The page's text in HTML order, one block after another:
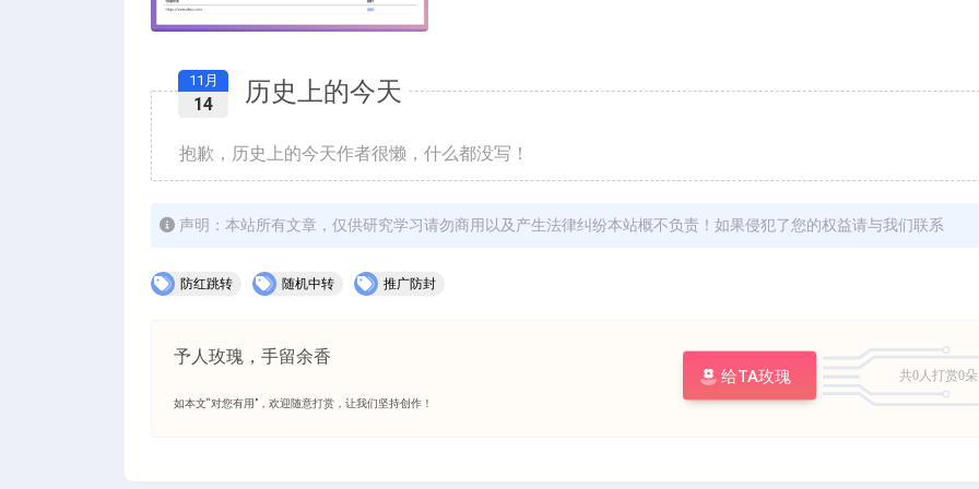
历史上的今天
11月
14
抱歉，历史上的今天作者很懒，什么都没写！
声明：本站所有文章，仅供研究学习请勿商用以及产生法律纠纷本站概不负责！如果侵犯了您的权益请与我们联系
防红跳转 随机中转 推广防封
予人玫瑰，手留余香
给TA玫瑰 共0人 打赏0朵
如本文“对您有用”，欢迎随意打赏，让我们坚持创作！